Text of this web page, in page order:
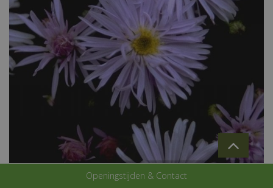
Aster
Openingstijden & Contact